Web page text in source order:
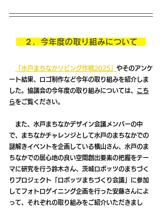
２．今年度の取り組みについて
「水戸まちなかリビング作戦2025」 やそのアンケ
ート結果、ロゴ制作など今年の取り組みを紹介しま
した。協議会の今年度の取り組みについては、 こち
らをご覧ください。
また、水戸まちなかデザイン会議メンバーの中
で、まちなかチャレンジとして水戸のまちなかでの
謎解きイベントを企画している横山さん、水戸のま
ちなかでの居心地の良い空間創出要素の把握をテー
マに研究を行う鈴木さん、茨城ロボッツのまちづく
りプロジェクト「ロボッツまちづくり会議」に参加
してフォトロゲイニング企画を行った安藤さんによ
って、それぞれの取り組みをご紹介いただきまし